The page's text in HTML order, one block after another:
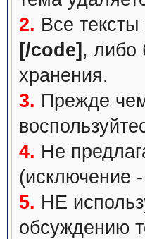
2. Все
[/code] , либо
хранения.
3. Прежде
4. Не
(исключение
5. НЕ
обсуждению